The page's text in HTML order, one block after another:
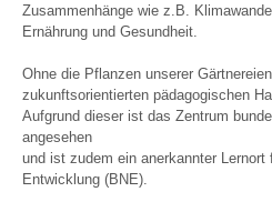
Zusammenhänge wie z.B.
Ernährung und Gesundheit.
Ohne die Pflanzen unserer
zukunftsorientierten pädagogischen
Aufgrund dieser ist das Zentrum
angesehen
und ist zudem ein anerkannter
Entwicklung (BNE).